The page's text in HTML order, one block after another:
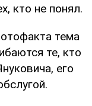
кто не понял.
тема
те, кто
его